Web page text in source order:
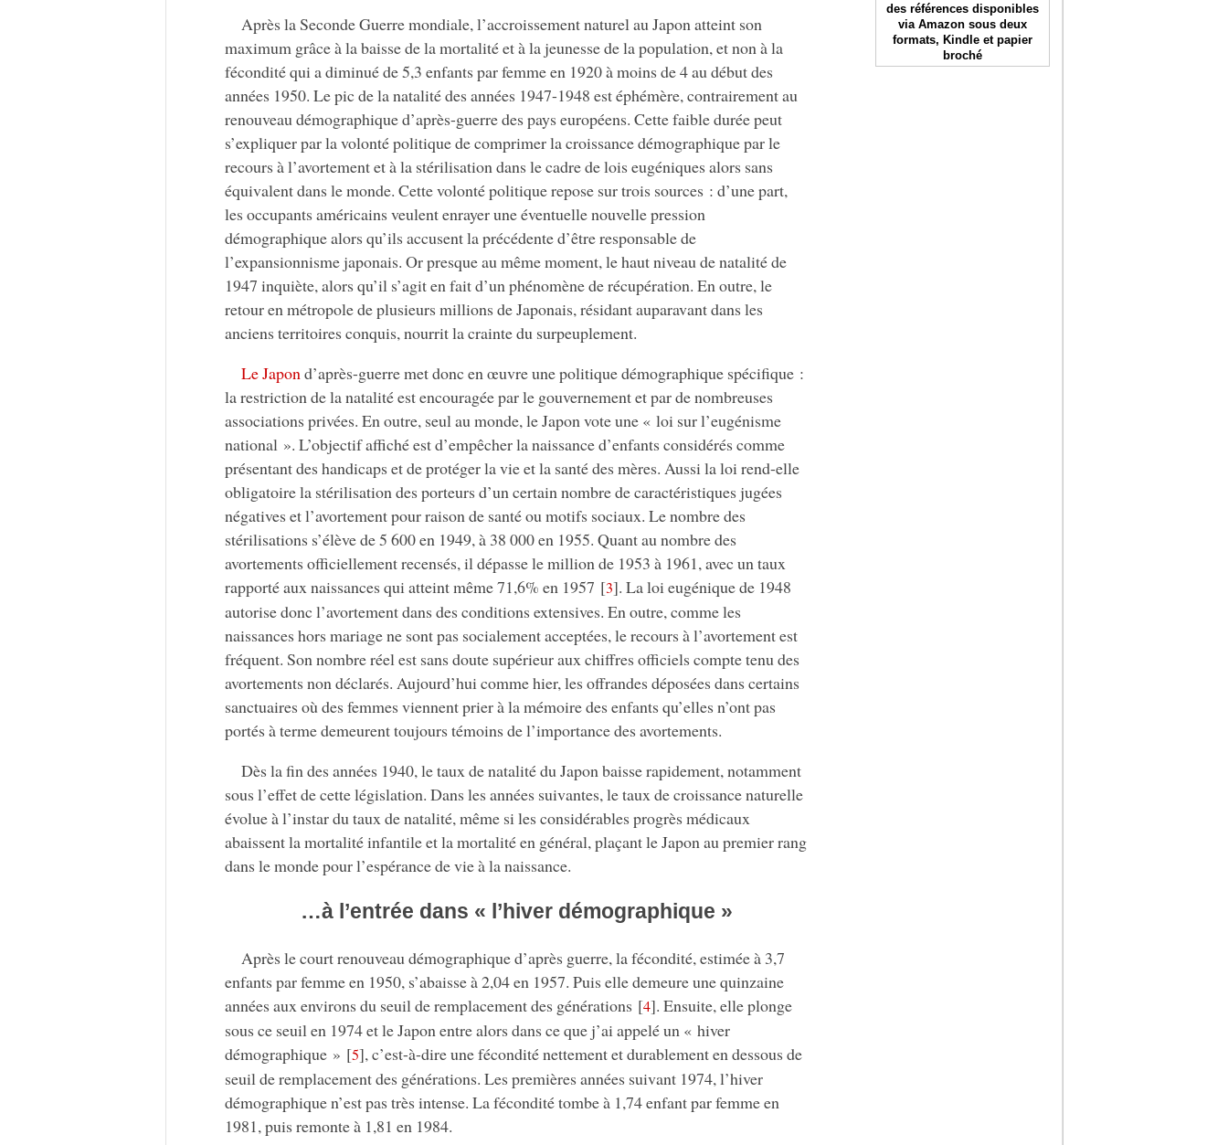
Après la Seconde Guerre mondiale, l’accroissement naturel au Japon atteint son
maximum grâce à la baisse de la mortalité et à la jeunesse de la population, et non à la
fécondité qui a diminué de 5,3 enfants par femme en 1920 à moins de 4 au début des
années 1950. Le pic de la natalité des années 1947-1948 est éphémère, contrairement au
renouveau démographique d’après-guerre des pays européens. Cette faible durée peut
s’expliquer par la volonté politique de comprimer la croissance démographique par le
recours à l’avortement et à la stérilisation dans le cadre de lois eugéniques alors sans
équivalent dans le monde. Cette volonté politique repose sur trois sources : d’une part,
les occupants américains veulent enrayer une éventuelle nouvelle pression
démographique alors qu’ils accusent la précédente d’être responsable de
l’expansionnisme japonais. Or presque au même moment, le haut niveau de natalité de
1947 inquiète, alors qu’il s’agit en fait d’un phénomène de récupération. En outre, le
retour en métropole de plusieurs millions de Japonais, résidant auparavant dans les
anciens territoires conquis, nourrit la crainte du surpeuplement.
Le Japond’après-guerre met donc en œuvre une politique démographique spécifique :
la restriction de la natalité est encouragée par le gouvernement et par de nombreuses
associations privées. En outre, seul au monde, le Japon vote une « loi sur l’eugénisme
national ». L’objectif affiché est d’empêcher la naissance d’enfants considérés comme
présentant des handicaps et de protéger la vie et la santé des mères. Aussi la loi rend-elle
obligatoire la stérilisation des porteurs d’un certain nombre de caractéristiques jugées
négatives et l’avortement pour raison de santé ou motifs sociaux. Le nombre des
stérilisations s’élève de 5 600 en 1949, à 38 000 en 1955. Quant au nombre des
avortements officiellement recensés, il dépasse le million de 1953 à 1961, avec un taux
rapporté aux naissances qui atteint même 71,6% en 1957 [3]. La loi eugénique de 1948
autorise donc l’avortement dans des conditions extensives. En outre, comme les
naissances hors mariage ne sont pas socialement acceptées, le recours à l’avortement est
fréquent. Son nombre réel est sans doute supérieur aux chiffres officiels compte tenu des
avortements non déclarés. Aujourd’hui comme hier, les offrandes déposées dans certains
sanctuaires où des femmes viennent prier à la mémoire des enfants qu’elles n’ont pas
portés à terme demeurent toujours témoins de l’importance des avortements.
Dès la fin des années 1940, le taux de natalité du Japon baisse rapidement, notamment
sous l’effet de cette législation. Dans les années suivantes, le taux de croissance naturelle
évolue à l’instar du taux de natalité, même si les considérables progrès médicaux
abaissent la mortalité infantile et la mortalité en général, plaçant le Japon au premier rang
dans le monde pour l’espérance de vie à la naissance.
…à l’entrée dans « l’hiver démographique »
Après le court renouveau démographique d’après guerre, la fécondité, estimée à 3,7
enfants par femme en 1950, s’abaisse à 2,04 en 1957. Puis elle demeure une quinzaine
années aux environs du seuil de remplacement des générations [4]. Ensuite, elle plonge
sous ce seuil en 1974 et le Japon entre alors dans ce que j’ai appelé un « hiver
démographique » [5], c’est-à-dire une fécondité nettement et durablement en dessous de
seuil de remplacement des générations. Les premières années suivant 1974, l’hiver
démographique n’est pas très intense. La fécondité tombe à 1,74 enfant par femme en
1981, puis remonte à 1,81 en 1984.
des références disponibles
via Amazon sous deux
formats, Kindle et papier
broché